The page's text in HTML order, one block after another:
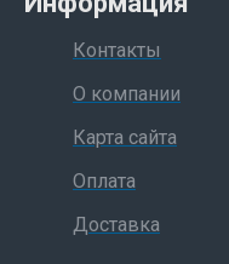
Контакты
О компании
Карта сайта
Оплата
Доставка